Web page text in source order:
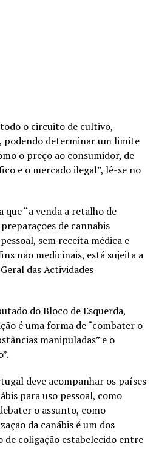
o circuito de cultivo,
podendo determinar um limite
o preço ao consumidor, de
e o mercado ilegal”, lê-se no
“a venda a retalho de
de cannabis
sem receita médica e
não medicinais, está sujeita a
das Actividades
do Bloco de Esquerda,
é uma forma de “combater o
manipuladas” e o
deve acompanhar os países
para uso pessoal, como
o assunto, como
da canábis é um dos
de coligação estabelecido entre